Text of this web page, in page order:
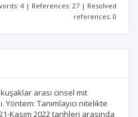
4 | References: 27 | Resolved
references: 0
arası cinsel mit
Tanımlayıcı nitelikte
Kasım 2022 tarihleri arasında